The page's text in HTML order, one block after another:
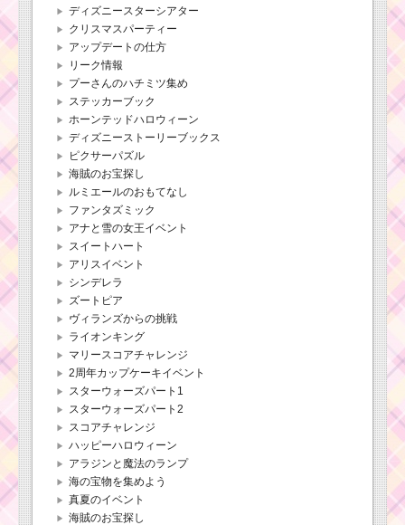
ディズニースターシアター
クリスマスパーティー
アップデートの仕方
リーク情報
プーさんのハチミツ集め
ステッカーブック
ホーンテッドハロウィーン
ディズニーストーリーブックス
ピクサーパズル
海賊のお宝探し
ルミエールのおもてなし
ファンタズミック
アナと雪の女王イベント
スイートハート
アリスイベント
シンデレラ
ズートピア
ヴィランズからの挑戦
ライオンキング
マリースコアチャレンジ
2周年カップケーキイベント
スターウォーズパート1
スターウォーズパート2
スコアチャレンジ
ハッピーハロウィーン
アラジンと魔法のランプ
海の宝物を集めよう
真夏のイベント
海賊のお宝探し